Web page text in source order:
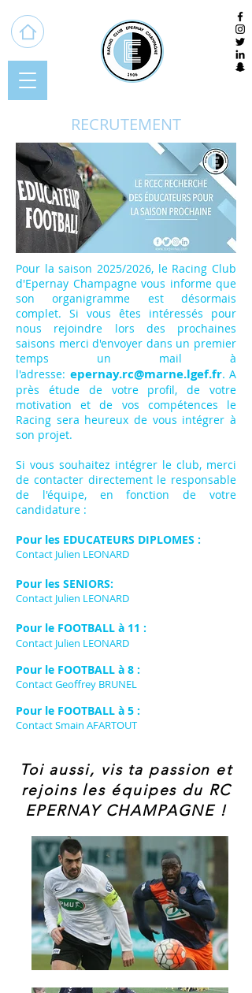
RECRUTEMENT
Pour la saison 2025/2026, le Racing Club
d'Epernay Champagne vous informe que
son organigramme est désormais
complet. Si vous êtes intéressés pour
nous rejoindre lors des prochaines
saisons merci d'envoyer dans un premier
temps un mail à
l'adresse: epernay.rc@marne.lgef.fr. A
près étude de votre profil, de votre
motivation et de vos compétences le
Racing sera heureux de vous intégrer à
son projet.
Si vous souhaitez intégrer le club, merci
de contacter directement le responsable
de l'équipe, en fonction de votre
candidature :
Pour les EDUCATEURS DIPLOMES :
Contact Julien LEONARD
Pour les SENIORS:
Contact Julien LEONARD
Pour le FOOTBALL à 11 :
Contact Julien LEONARD
Pour le FOOTBALL à 8 :
Contact Geoffrey BRUNEL
Pour le FOOTBALL à 5 :
Contact Smain AFARTOUT
Toi aussi, vis ta passion et
rejoins les équipes du RC
EPERNAY CHAMPAGNE !